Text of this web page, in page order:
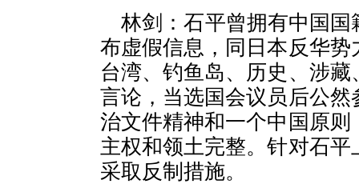
林剑：石平曾拥有中国
布虚假信息，同日本反华
台湾、钓鱼岛、历史、涉
言论，当选国会议员后公
治文件精神和一个中国原
主权和领土完整。针对石
采取反制措施。